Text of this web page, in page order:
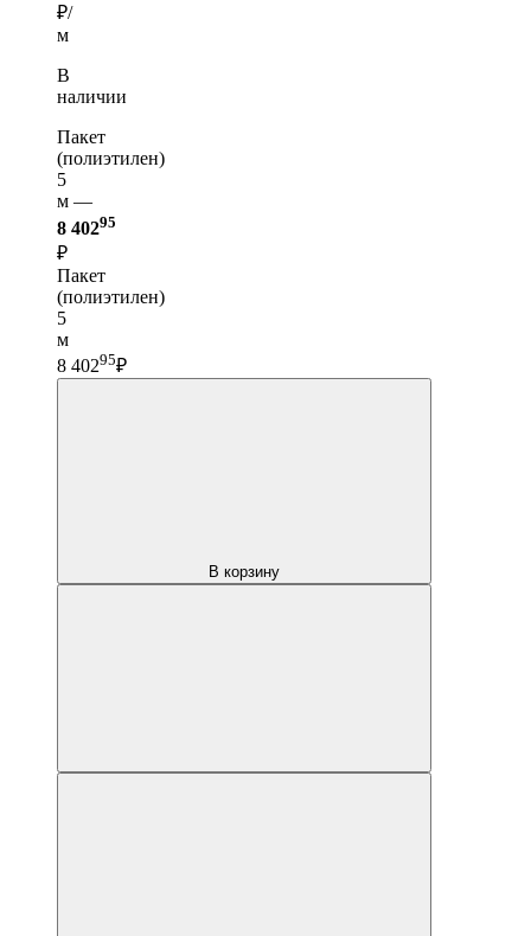
₽/
м
В
наличии
Пакет
(полиэтилен)
5
м —
8 40295
₽
Пакет
(полиэтилен)
5
м
8 40295₽
В корзину